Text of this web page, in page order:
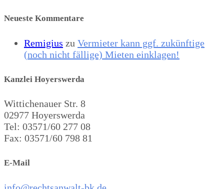
Neueste Kommentare
Remigius zu Vermieter kann ggf. zukünftige
(noch nicht fällige) Mieten einklagen!
Kanzlei Hoyerswerda
Wittichenauer Str. 8
02977 Hoyerswerda
Tel: 03571/60 277 08
Fax: 03571/60 798 81
E-Mail